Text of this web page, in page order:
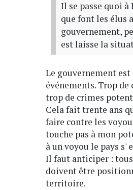
Il se passe quoi à
que font les élus
gouvernement,
est laisse la
Le gouvernement est
événements. Trop
trop de crimes
Cela fait trente ans
faire contre les
touche pas à mon
à un voyou le pays s'
Il faut anticiper :
doivent être
territoire.